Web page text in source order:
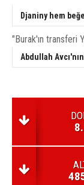
Djaniny hem
"Burak'ın transferi
Abdullah